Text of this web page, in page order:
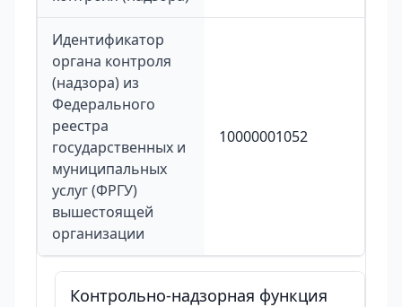
Идентификатор
органа контроля
(надзора) из
Федерального
реестра
государственных и
муниципальных
услуг (ФРГУ)
вышестоящей
организации
10000001052
Контрольно-надзорная функция